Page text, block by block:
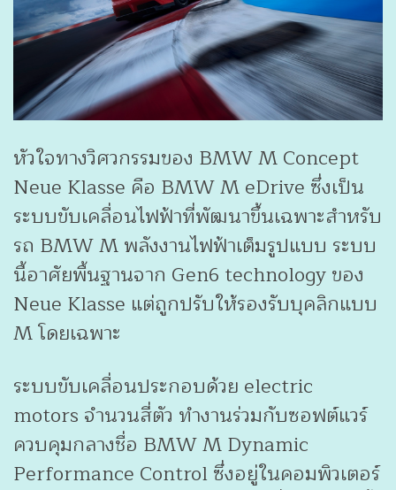
หัวใจทางวิศวกรรมของ BMW M Concept
Neue Klasse คือ BMW M eDrive ซึ่งเป็น
ระบบขับเคลื่อนไฟฟ้าที่พัฒนาขึ้นเฉพาะสำหรับ
รถ BMW M พลังงานไฟฟ้าเต็มรูปแบบ ระบบ
นี้อาศัยพื้นฐานจาก Gen6 technology ของ
Neue Klasse แต่ถูกปรับให้รองรับบุคลิกแบบ
M โดยเฉพาะ
ระบบขับเคลื่อนประกอบด้วย electric
motors จำนวนสี่ตัว ทำงานร่วมกับซอฟต์แวร์
ควบคุมกลางชื่อ BMW M Dynamic
Performance Control ซึ่งอยู่ในคอมพิวเตอร์